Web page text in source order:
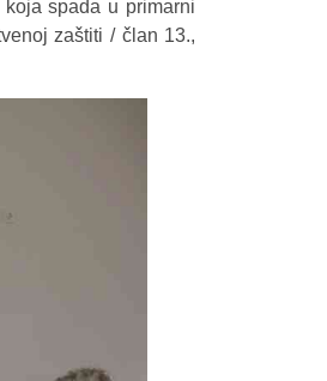
spada u primarni
zaštiti / član 13.,